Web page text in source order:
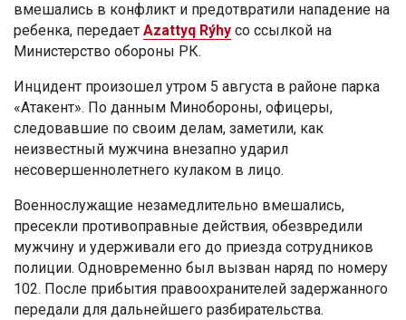
вмешались в конфликт и предотвратили нападение на
ребенка, передает Azattyq Rýhy со ссылкой на
Министерство обороны РК.
Инцидент произошел утром 5 августа в районе парка
«Атакент». По данным Минобороны, офицеры,
следовавшие по своим делам, заметили, как
неизвестный мужчина внезапно ударил
несовершеннолетнего кулаком в лицо.
Военнослужащие незамедлительно вмешались,
пресекли противоправные действия, обезвредили
мужчину и удерживали его до приезда сотрудников
полиции. Одновременно был вызван наряд по номеру
102. После прибытия правоохранителей задержанного
передали для дальнейшего разбирательства.